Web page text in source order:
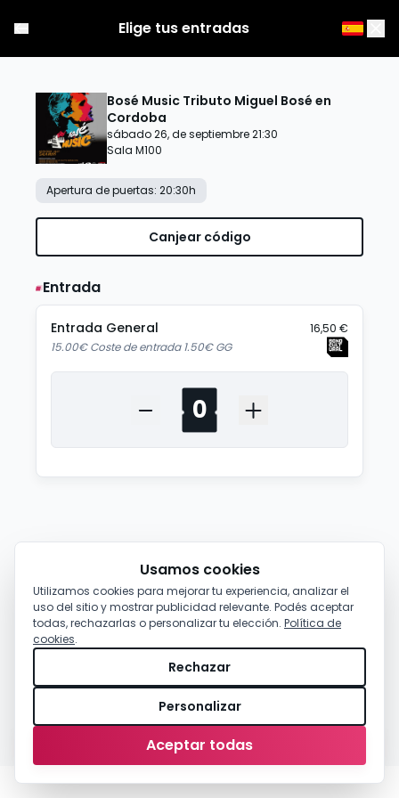
Elige tus entradas
Bosé Music Tributo Miguel Bosé en
Cordoba
sábado 26, de septiembre 21:30
Sala M100
Apertura de puertas: 20:30h
Canjear código
Entrada
Entrada General
16,50 €
15.00€ Coste de entrada 1.50€ GG
0,00 €-Comprar
Usamos cookies
Utilizamos cookies para mejorar tu experiencia, analizar el
uso del sitio y mostrar publicidad relevante. Podés aceptar
todas, rechazarlas o personalizar tu elección. Política de
cookies.
Rechazar
Personalizar
Aceptar todas